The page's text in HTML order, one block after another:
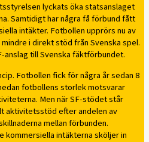
lyckats öka statsanslaget
Samtidigt har några få förbund fått
intäkter. Fotbollen upprörs nu av
i direkt stöd från Svenska spel.
anslag till Svenska fäktförbundet.
Fotbollen fick för några år sedan 8
fotbollens storlek motsvarar
Men när SF-stödet står
aktivitetsstöd efter andelen av
mellan förbunden.
kommersiella intäkterna sköljer in